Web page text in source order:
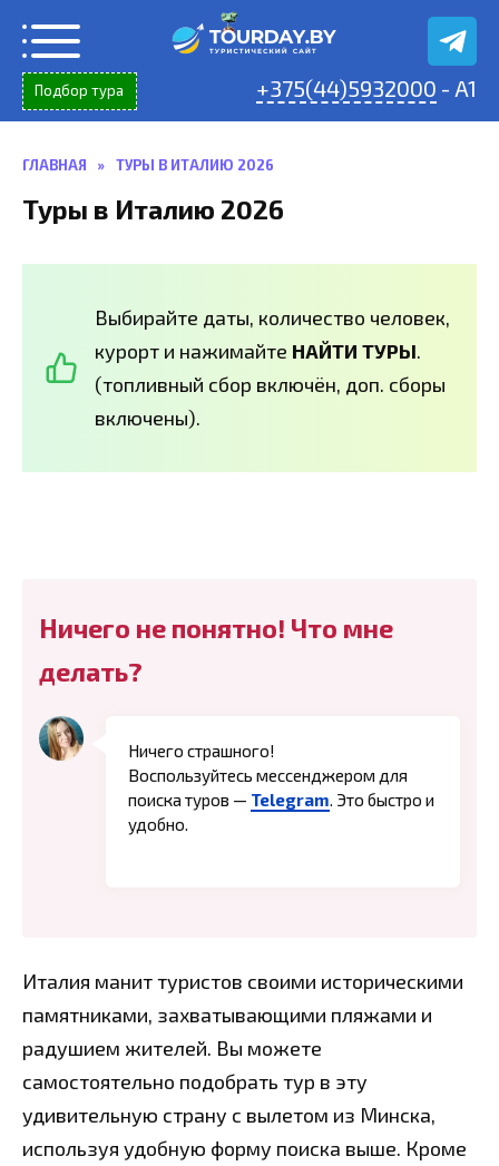
содержанию
Подбор тура +375(44)5932000 - A1
ГЛАВНАЯ » ТУРЫ В ИТАЛИЮ 2026
Туры в Италию 2026
Выбирайте даты, количество человек,
курорт и нажимайте НАЙТИ ТУРЫ.
(топливный сбор включён, доп. сборы
включены).
Ничего не понятно! Что мне
делать?
Ничего страшного!
Воспользуйтесь мессенджером для
поиска туров — Telegram. Это быстро и
удобно.
Италия манит туристов своими историческими
памятниками, захватывающими пляжами и
радушием жителей. Вы можете
самостоятельно подобрать тур в эту
удивительную страну с вылетом из Минска,
используя удобную форму поиска выше. Кроме